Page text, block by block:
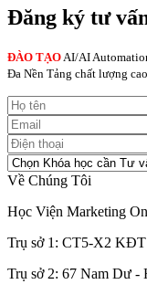
Đăng ký tư
ĐÀO TẠOAI/AI
Đa Nền Tảng chất lượng
Về Chúng Tôi
Học Viện Marketing
Trụ sở 1: CT5-X2
Trụ sở 2: 67 Nam Dư -